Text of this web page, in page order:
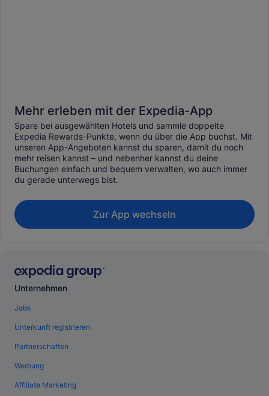
Mehr erleben mit der Expedia-App
Spare bei ausgewählten Hotels und sammle doppelte
Expedia Rewards-Punkte, wenn du über die App buchst. Mit
unseren App-Angeboten kannst du sparen, damit du noch
mehr reisen kannst – und nebenher kannst du deine
Buchungen einfach und bequem verwalten, wo auch immer
du gerade unterwegs bist.
Zur App wechseln
Unternehmen
Jobs
Unterkunft registrieren
Partnerschaften
Werbung
Affiliate Marketing